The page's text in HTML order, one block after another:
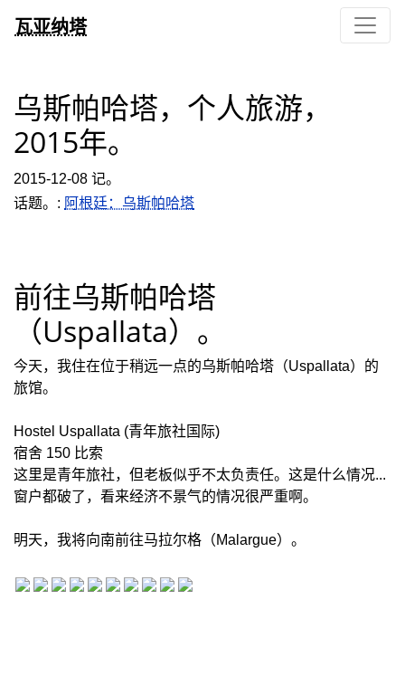
瓦亚纳塔
乌斯帕哈塔，个人旅游，
2015年。
2015-12-08 记。
话题。: 阿根廷：乌斯帕哈塔
前往乌斯帕哈塔
（Uspallata）。
今天，我住在位于稍远一点的乌斯帕哈塔（Uspallata）的
旅馆。
Hostel Uspallata (青年旅社国际)
宿舍 150 比索
这里是青年旅社，但老板似乎不太负责任。这是什么情况...
窗户都破了，看来经济不景气的情况很严重啊。
明天，我将向南前往马拉尔格（Malargue）。